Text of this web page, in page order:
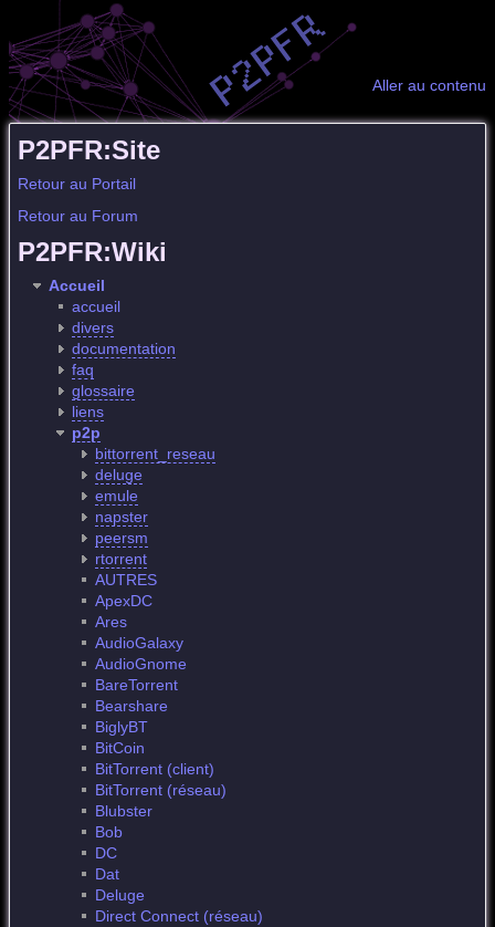
Aller au contenu
P2PFR:Site
Retour au Portail
Retour au Forum
P2PFR:Wiki
Accueil
accueil
divers
documentation
faq
glossaire
liens
p2p
bittorrent_reseau
deluge
emule
napster
peersm
rtorrent
AUTRES
ApexDC
Ares
AudioGalaxy
AudioGnome
BareTorrent
Bearshare
BiglyBT
BitCoin
BitTorrent (client)
BitTorrent (réseau)
Blubster
Bob
DC
Dat
Deluge
Direct Connect (réseau)